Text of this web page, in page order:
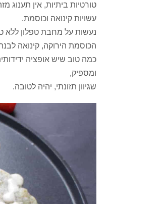
טורטיות ביתיות, אין תענוג
עשויות קינואה וכוסמת.
נעשות על מחבת טפלון ללא
הכוסמת הירוקה, קינואה
כמה טוב שיש אופציה
ומספיק,
שגיוון תזונתי, יהיה לטובה.